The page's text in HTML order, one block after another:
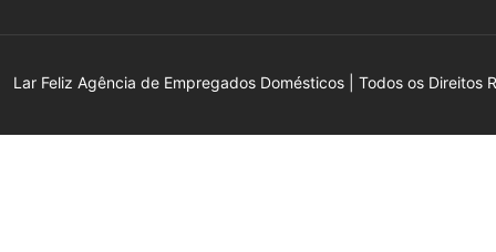
Lar Feliz Agência de Empregados Domésticos | Todos os Direitos